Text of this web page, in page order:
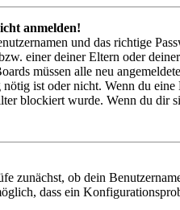
anmelden!
und das richtige
einer deiner Eltern oder
müssen alle neu
ist oder nicht. Wenn du
blockiert wurde. Wenn du dir
zunächst, ob dein
dass ein